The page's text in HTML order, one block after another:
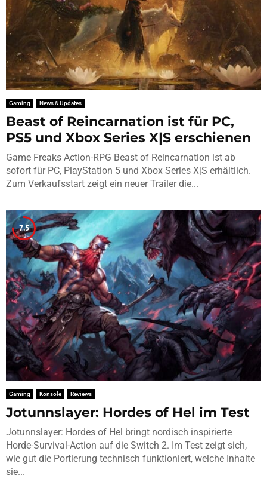
Gaming News & Updates
Beast of Reincarnation ist für PC,
PS5 und Xbox Series X|S erschienen
Game Freaks Action-RPG Beast of Reincarnation ist ab
sofort für PC, PlayStation 5 und Xbox Series X|S erhältlich.
Zum Verkaufsstart zeigt ein neuer Trailer die...
7.5
Gaming Konsole Reviews
Jotunnslayer: Hordes of Hel im Test
Jotunnslayer: Hordes of Hel bringt nordisch inspirierte
Horde-Survival-Action auf die Switch 2. Im Test zeigt sich,
wie gut die Portierung technisch funktioniert, welche Inhalte
sie...